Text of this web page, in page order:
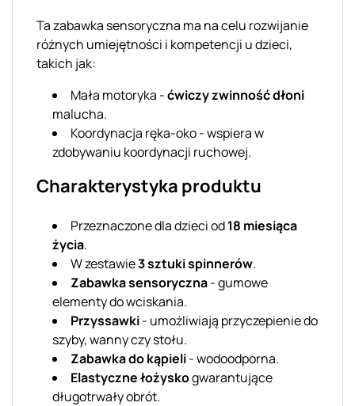
Ta zabawka sensoryczna ma na celu rozwijanie
różnych umiejętności i kompetencji u dzieci,
takich jak:
Mała motoryka -ćwiczy zwinność dłoni
malucha.
Koordynacja ręka-oko - wspiera w
zdobywaniu koordynacji ruchowej.
Charakterystyka produktu
Przeznaczone dla dzieci od18 miesiąca
życia.
W zestawie3 sztuki spinnerów.
Zabawka sensoryczna- gumowe
elementy do wciskania.
Przyssawki- umożliwiają przyczepienie do
szyby, wanny czy stołu.
Zabawka do kąpieli- wodoodporna.
Elastyczne łożyskogwarantujące
długotrwały obrót.